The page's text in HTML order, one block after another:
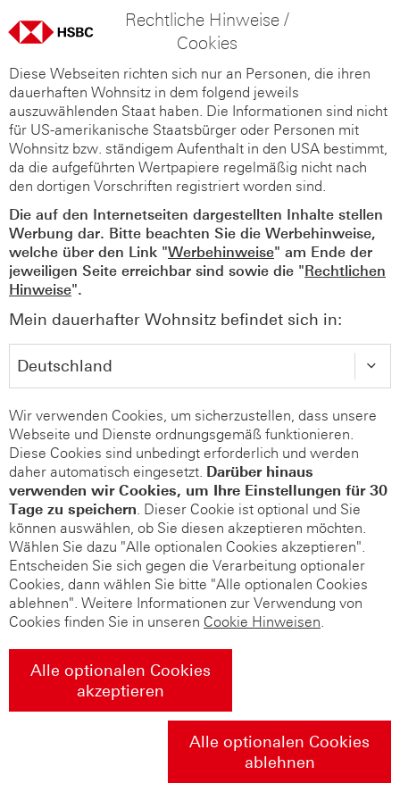
Rechtliche Hinweise /
Cookies
Diese Webseiten richten sich nur an Personen, die ihren
dauerhaften Wohnsitz in dem folgend jeweils
auszuwählenden Staat haben. Die Informationen sind nicht
für US-amerikanische Staatsbürger oder Personen mit
Wohnsitz bzw. ständigem Aufenthalt in den USA bestimmt,
da die aufgeführten Wertpapiere regelmäßig nicht nach
den dortigen Vorschriften registriert worden sind.
Die auf den Internetseiten dargestellten Inhalte stellen
Werbung dar. Bitte beachten Sie die Werbehinweise,
welche über den Link "Werbehinweise" am Ende der
jeweiligen Seite erreichbar sind sowie die "Rechtlichen
Hinweise".
Mein dauerhafter Wohnsitz befindet sich in:
Wir verwenden Cookies, um sicherzustellen, dass unsere
Webseite und Dienste ordnungsgemäß funktionieren.
Diese Cookies sind unbedingt erforderlich und werden
daher automatisch eingesetzt. Darüber hinaus
verwenden wir Cookies, um Ihre Einstellungen für 30
Tage zu speichern. Dieser Cookie ist optional und Sie
können auswählen, ob Sie diesen akzeptieren möchten.
Wählen Sie dazu "Alle optionalen Cookies akzeptieren".
Entscheiden Sie sich gegen die Verarbeitung optionaler
Cookies, dann wählen Sie bitte "Alle optionalen Cookies
ablehnen". Weitere Informationen zur Verwendung von
Cookies finden Sie in unseren Cookie Hinweisen.
Alle optionalen Cookies
akzeptieren
Alle optionalen Cookies
ablehnen